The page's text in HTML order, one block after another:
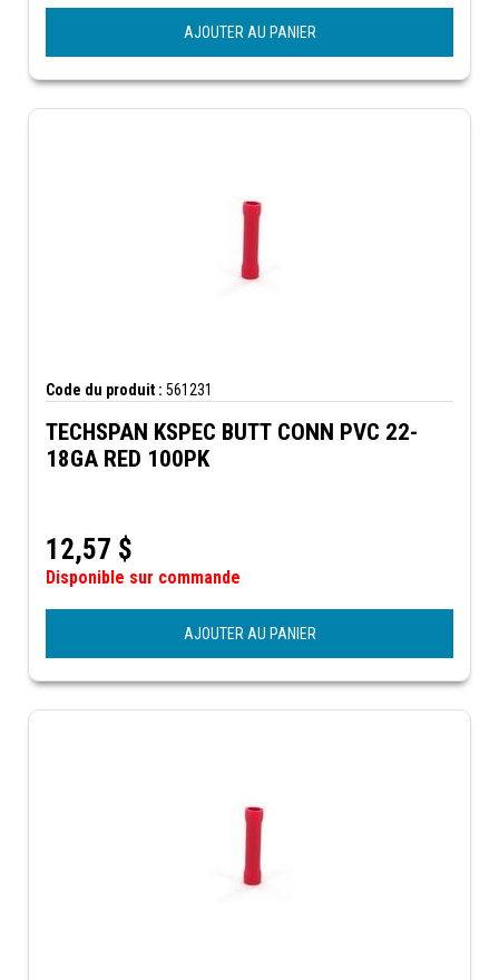
AJOUTER AU PANIER
Code du produit : 561231
TECHSPAN KSPEC BUTT CONN PVC 22-
18GA RED 100PK
12,57 $
Disponible sur commande
AJOUTER AU PANIER